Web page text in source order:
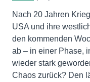
Nach 20 Jahren
USA und ihre
den kommenden
ab – in einer Phase,
wieder stark
Chaos zurück? Den